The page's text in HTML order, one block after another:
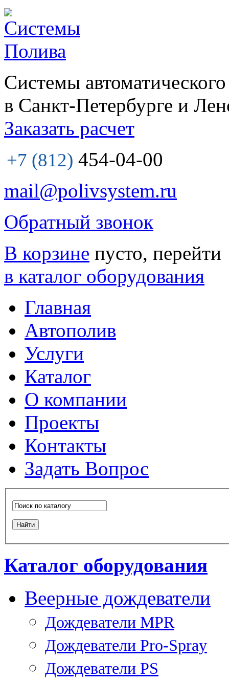
Системы
в Санкт-Петербурге и
Заказать расчет
+7 (812) 454-04-00
mail@polivsystem.ru
Обратный звонок
В корзине пусто, перейти
в каталог оборудования
Главная
Автополив
Услуги
Каталог
О компании
Проекты
Контакты
Задать Вопрос
Каталог оборудования
Веерные дождеватели
Дождеватели MPR
Дождеватели Pro-Spray
Дождеватели PS